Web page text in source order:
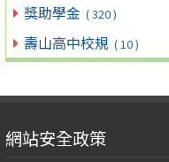
獎助學金 ( 320 )
壽山高中校規 ( 10 )
網站安全政策